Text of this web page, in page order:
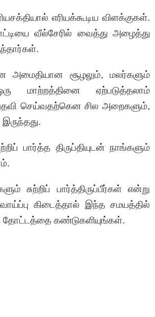
எரியக்கூடிய விளக்குகள்.
வீல்சேரில் வைத்து அழைத்து
அமைதியான சூழலும், மலர்களும்
மாற்றத்தினை ஏற்படுத்தலாம்
செய்வதற்கென சில அறைகளும்,
பார்த்த திருப்தியுடன் நாங்களும்
சுற்றிப் பார்த்திருப்பீர்கள் என்று
கிடைத்தால் இந்த சமயத்தில்
தோட்டத்தை கண்டுகளியுங்கள்.